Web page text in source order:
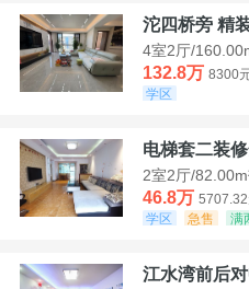
沱四桥旁 精
4室2厅/
132.8万 8300
学区
电梯套二装
2室2厅/
46.8万 5707.32
学区
急售 满
江水湾前后